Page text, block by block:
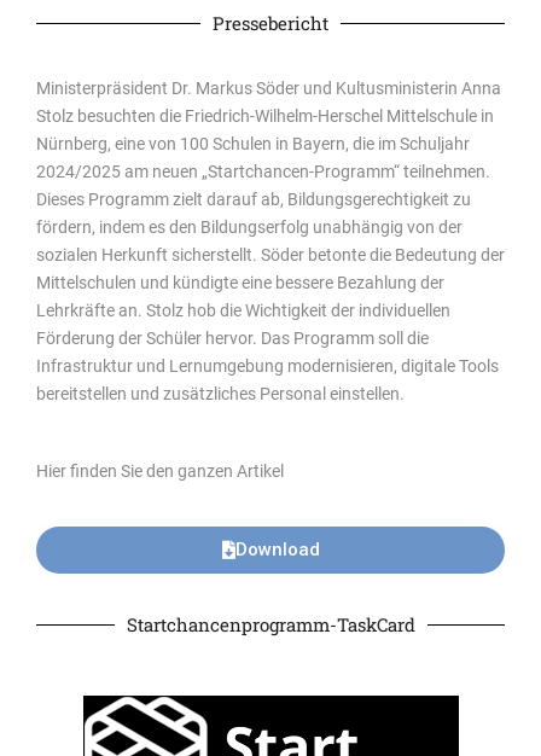
Pressebericht
Ministerpräsident Dr. Markus Söder und Kultusministerin Anna
Stolz besuchten die Friedrich-Wilhelm-Herschel Mittelschule in
Nürnberg, eine von 100 Schulen in Bayern, die im Schuljahr
2024/2025 am neuen „Startchancen-Programm“ teilnehmen.
Dieses Programm zielt darauf ab, Bildungsgerechtigkeit zu
fördern, indem es den Bildungserfolg unabhängig von der
sozialen Herkunft sicherstellt. Söder betonte die Bedeutung der
Mittelschulen und kündigte eine bessere Bezahlung der
Lehrkräfte an. Stolz hob die Wichtigkeit der individuellen
Förderung der Schüler hervor. Das Programm soll die
Infrastruktur und Lernumgebung modernisieren, digitale Tools
bereitstellen und zusätzliches Personal einstellen.
Hier finden Sie den ganzen Artikel
Download
Startchancenprogramm-TaskCard